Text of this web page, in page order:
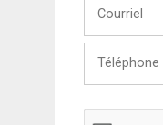
(Optionnel)